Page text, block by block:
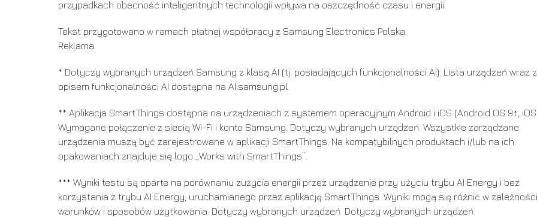
przypadkach obecność inteligentnych technologii wpływa na oszczędność czasu i energii.
Tekst przygotowano w ramach płatnej współpracy z Samsung Electronics Polska.
Reklama
* Dotyczy wybranych urządzeń Samsung z klasą AI (tj. posiadających funkcjonalności AI). Lista urządzeń wraz z
opisem funkcjonalności AI dostępna na AI.samsung.pl.
** Aplikacja SmartThings dostępna na urządzeniach z systemem operacyjnym Android i iOS (Android OS 9↑, iOS
Wymagane połączenie z siecią Wi-Fi i konto Samsung. Dotyczy wybranych urządzeń. Wszystkie zarządzane
urządzenia muszą być zarejestrowane w aplikacji SmartThings. Na kompatybilnych produktach i/lub na ich
opakowaniach znajduje się logo „Works with SmartThings”.
*** Wyniki testu są oparte na porównaniu zużycia energii przez urządzenie przy użyciu trybu AI Energy i bez
korzystania z trybu AI Energy; uruchamianego przez aplikację SmartThings. Wyniki mogą się różnić w
warunków i sposobów użytkowania. Dotyczy wybranych urządzeń. Dotyczy wybranych urządzeń.